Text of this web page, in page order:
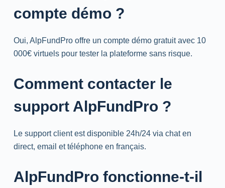
compte démo ?
Oui, AlpFundPro offre un compte démo gratuit avec 10
000€ virtuels pour tester la plateforme sans risque.
Comment contacter le
support AlpFundPro ?
Le support client est disponible 24h/24 via chat en
direct, email et téléphone en français.
AlpFundPro fonctionne-t-il